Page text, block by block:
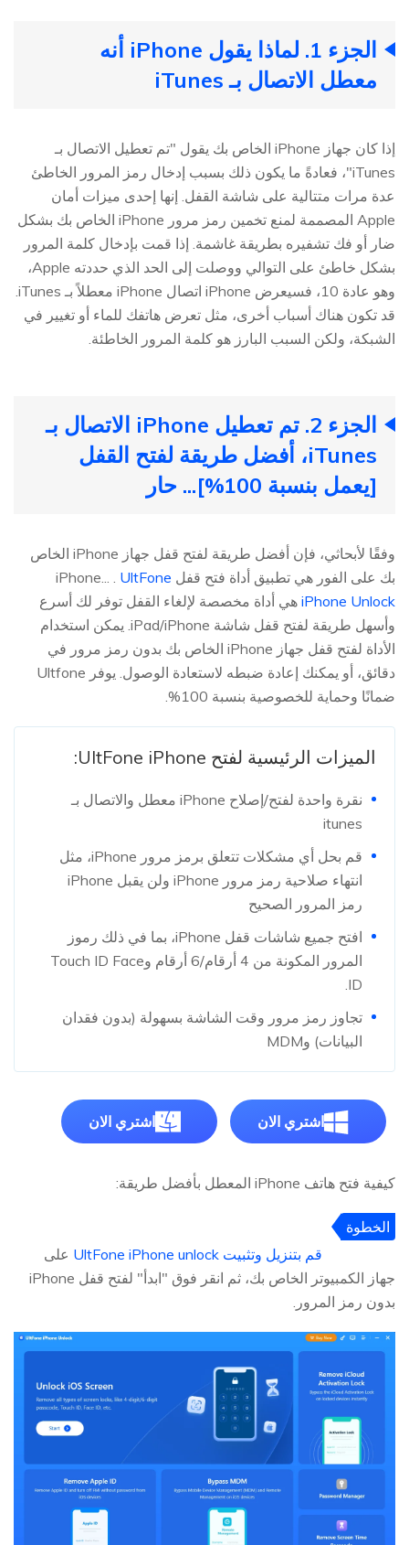
الجزء 1. لماذا يقول iPhone أنه
معطل الاتصال بـ iTunes
إذا كان جهاز iPhone الخاص بك يقول "تم تعطيل الاتصال بـ
iTunes"، فعادةً ما يكون ذلك بسبب إدخال رمز المرور الخاطئ
عدة مرات متتالية على شاشة القفل. إنها إحدى ميزات أمان
Apple المصممة لمنع تخمين رمز مرور iPhone الخاص بك بشكل
ضار أو فك تشفيره بطريقة غاشمة. إذا قمت بإدخال كلمة المرور
بشكل خاطئ على التوالي ووصلت إلى الحد الذي حددته Apple،
وهو عادة 10، فسيعرض iPhone اتصال iPhone معطلاً بـ iTunes.
قد تكون هناك أسباب أخرى، مثل تعرض هاتفك للماء أو تغيير في
الشبكة، ولكن السبب البارز هو كلمة المرور الخاطئة.
الجزء 2. تم تعطيل iPhone الاتصال بـ
iTunes، أفضل طريقة لفتح القفل
[يعمل بنسبة 100%]...
حار
وفقًا لأبحاثي، فإن أفضل طريقة لفتح قفل جهاز iPhone الخاص
بك على الفور هي تطبيق أداة فتح قفل iPhone... . UltFone
iPhone Unlock هي أداة مخصصة لإلغاء القفل توفر لك أسرع
وأسهل طريقة لفتح قفل شاشة iPad/iPhone. يمكن استخدام
الأداة لفتح قفل جهاز iPhone الخاص بك بدون رمز مرور في
دقائق، أو يمكنك إعادة ضبطه لاستعادة الوصول. يوفر Ultfone
ضمانًا وحماية للخصوصية بنسبة 100%.
الميزات الرئيسية لفتح UltFone iPhone:
نقرة واحدة لفتح/إصلاح iPhone معطل والاتصال بـ
itunes
قم بحل أي مشكلات تتعلق برمز مرور iPhone، مثل
انتهاء صلاحية رمز مرور iPhone ولن يقبل iPhone
رمز المرور الصحيح
افتح جميع شاشات قفل iPhone، بما في ذلك رموز
المرور المكونة من 4 أرقام/6 أرقام وTouch ID Face
ID.
تجاوز رمز مرور وقت الشاشة بسهولة (بدون فقدان
البيانات) وMDM
اشتري الان اشتري الان
كيفية فتح هاتف iPhone المعطل بأفضل طريقة:
الخطوة
قم بتنزيل وتثبيت UltFone iPhone unlock
على
جهاز الكمبيوتر الخاص بك، ثم انقر فوق "ابدأ" لفتح قفل iPhone
بدون رمز المرور.